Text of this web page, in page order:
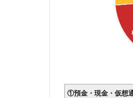
①預金・現金・仮想